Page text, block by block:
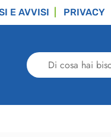
E AVVISI PRIVACY
Di
cosa
bisogno?